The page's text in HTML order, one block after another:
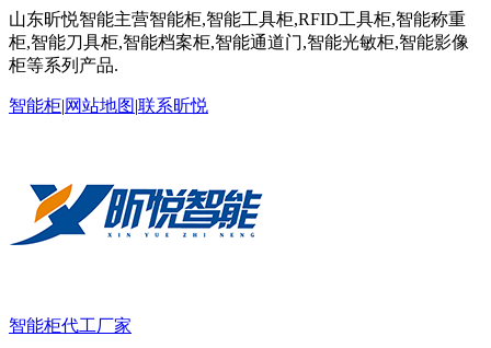
山东昕悦智能主营智能柜,智能工具柜,RFID工具柜,智能称重
柜,智能刀具柜,智能档案柜,智能通道门,智能光敏柜,智能影像
柜等系列产品.
智能柜|网站地图|联系昕悦
智能柜代工厂家